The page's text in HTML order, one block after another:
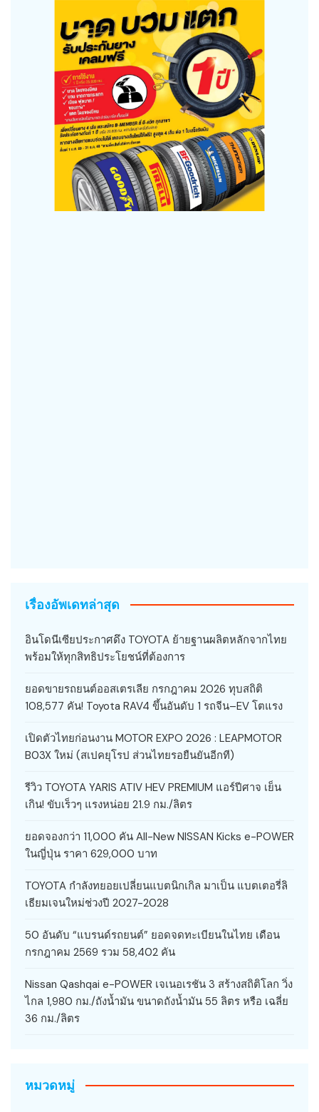
เรื่องอัพเดทล่าสุด
อินโดนีเซียประกาศดึง TOYOTA ย้ายฐานผลิตหลักจากไทย
พร้อมให้ทุกสิทธิประโยชน์ที่ต้องการ
ยอดขายรถยนต์ออสเตรเลีย กรกฎาคม 2026 ทุบสถิติ
108,577 คัน! Toyota RAV4 ขึ้นอันดับ 1 รถจีน–EV โตแรง
เปิดตัวไทยก่อนงาน MOTOR EXPO 2026 : LEAPMOTOR
B03X ใหม่ (สเปคยุโรป ส่วนไทยรอยืนยันอีกที)
รีวิว TOYOTA YARIS ATIV HEV PREMIUM แอร์ปีศาจ เย็น
เกิน! ขับเร็วๆ แรงหน่อย 21.9 กม./ลิตร
ยอดจองกว่า 11,000 คัน All-New NISSAN Kicks e-POWER
ในญี่ปุ่น ราคา 629,000 บาท
TOYOTA กำลังทยอยเปลี่ยนแบตนิกเกิล มาเป็น แบตเตอรี่ลิ
เธียมเจนใหม่ช่วงปี 2027-2028
50 อันดับ “แบรนด์รถยนต์” ยอดจดทะเบียนในไทย เดือน
กรกฎาคม 2569 รวม 58,402 คัน
Nissan Qashqai e-POWER เจเนอเรชัน 3 สร้างสถิติโลก วิ่ง
ไกล 1,980 กม./ถังน้ำมัน ขนาดถังน้ำมัน 55 ลิตร หรือ เฉลี่ย
36 กม./ลิตร
หมวดหมู่